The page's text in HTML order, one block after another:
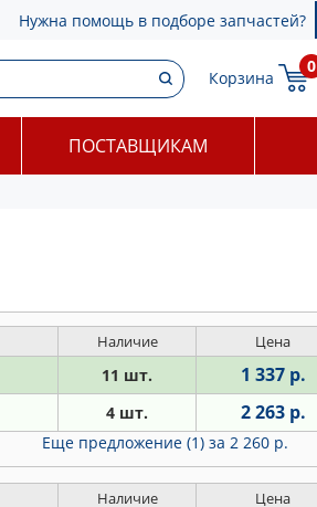
Нужна помощь в подборе запчастей?
Корзина
0
ПОСТАВЩИКАМ
Наличие Цена
11 шт. 1 337 р.
4 шт. 2 263 р.
Еще предложение (1) за 2 260 р.
Наличие Цена